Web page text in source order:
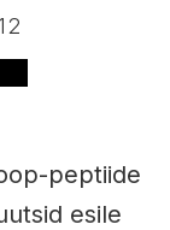
peptiide
esile